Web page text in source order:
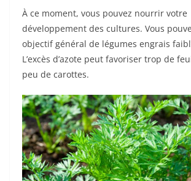
À ce moment, vous pouvez nourrir votre
développement des cultures. Vous
objectif général de légumes engrais
L’excès d’azote peut favoriser trop de
peu de carottes.